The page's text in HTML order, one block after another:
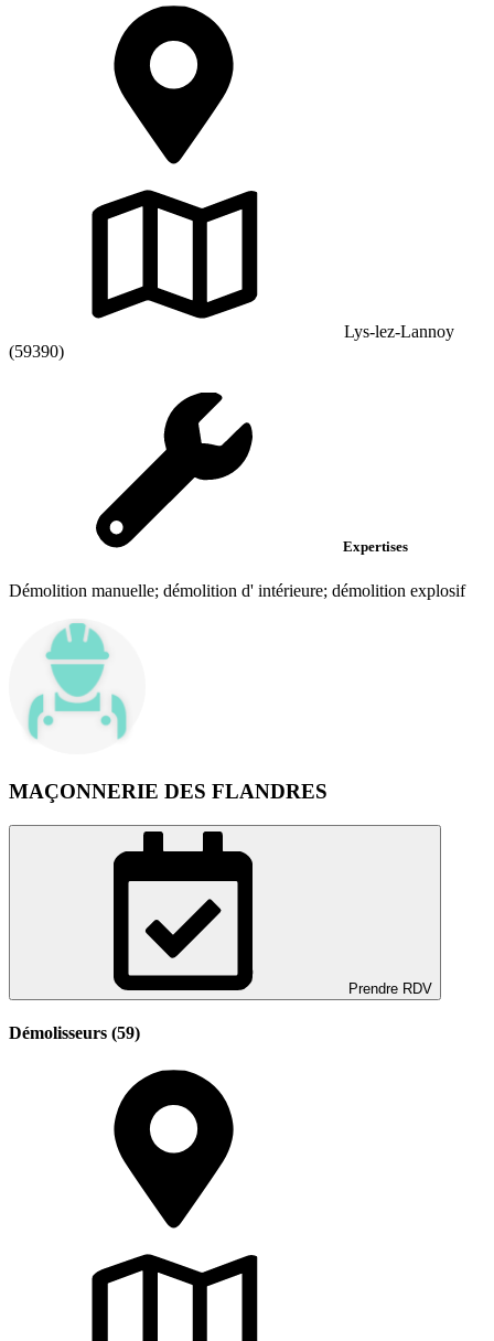
Lys-lez-Lannoy
(59390)
Expertises
Démolition manuelle; démolition d' intérieure; démolition explosif
MAÇONNERIE DES FLANDRES
Prendre RDV
Démolisseurs (59)